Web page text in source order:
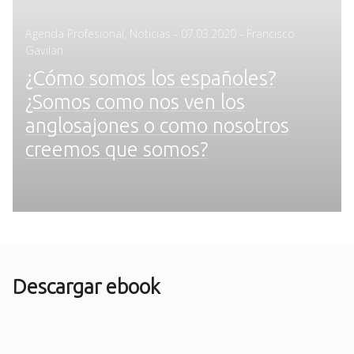
Agenda Profesional Noticias -
Posted
07.03.2020 - Francisco
Gavilan
¿Cómo somos los españoles?
¿Somos como nos ven los
anglosajones o como nosotros
creemos que somos?
Descargar ebook